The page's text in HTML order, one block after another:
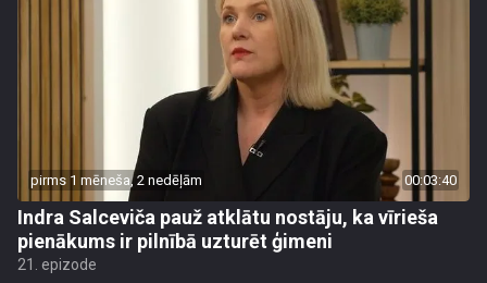
pirms 1 mēneša, 2 nedēļām 00:03:40
Indra Salceviča pauž atklātu nostāju, ka vīrieša
pienākums ir pilnībā uzturēt ģimeni
21. epizode